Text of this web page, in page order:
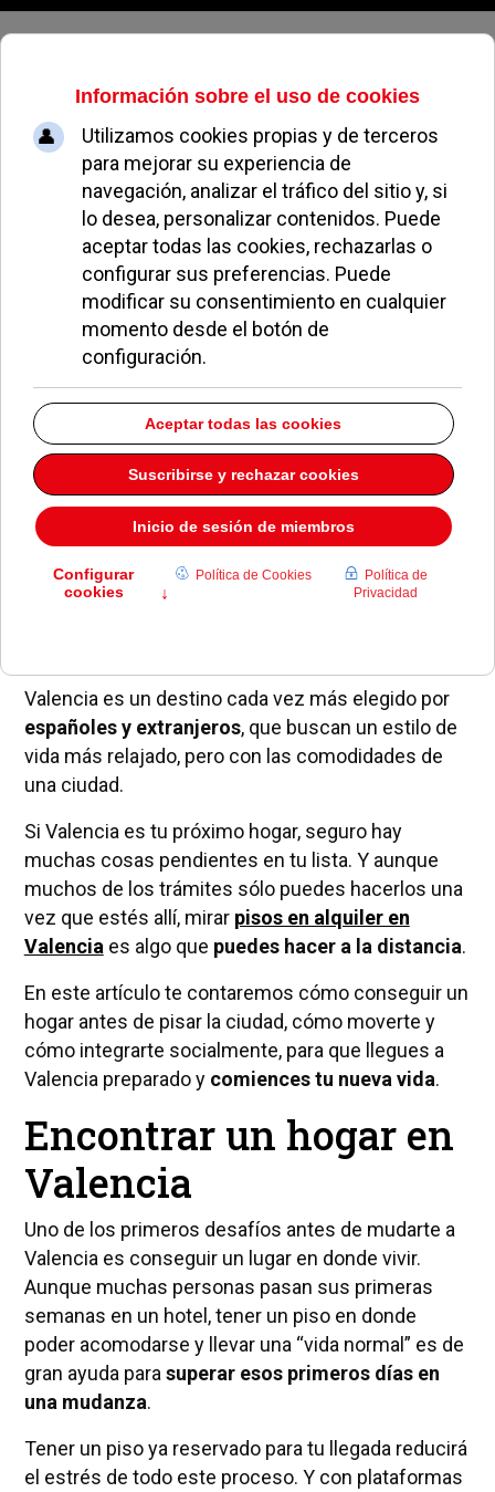
Viernes, 07 de agosto de 2026
¿Te mudas a Valencia? Aquí tienes
todo lo que necesitas saber
MIGUEL MUÑOZ NOTICIAS DE POZUELO 11 JULIO 2024
Valencia es un destino cada vez más elegido por
españoles y extranjeros, que buscan un estilo de
vida más relajado, pero con las comodidades de
una ciudad.
Si Valencia es tu próximo hogar, seguro hay
muchas cosas pendientes en tu lista. Y aunque
muchos de los trámites sólo puedes hacerlos una
vez que estés allí, mirar pisos en alquiler en
Valencia es algo que puedes hacer a la distancia.
En este artículo te contaremos cómo conseguir un
hogar antes de pisar la ciudad, cómo moverte y
cómo integrarte socialmente, para que llegues a
Valencia preparado y comiences tu nueva vida.
Encontrar un hogar en
Valencia
Uno de los primeros desafíos antes de mudarte a
Valencia es conseguir un lugar en donde vivir.
Aunque muchas personas pasan sus primeras
semanas en un hotel, tener un piso en donde
poder acomodarse y llevar una “vida normal” es de
gran ayuda para superar esos primeros días en
una mudanza.
Tener un piso ya reservado para tu llegada reducirá
el estrés de todo este proceso. Y con plataformas